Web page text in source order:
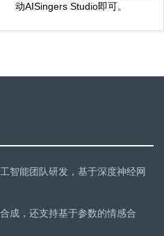
动AISingers Studio即可。
智能团队研发，基于深度神经网
成，还支持基于参数的情感合